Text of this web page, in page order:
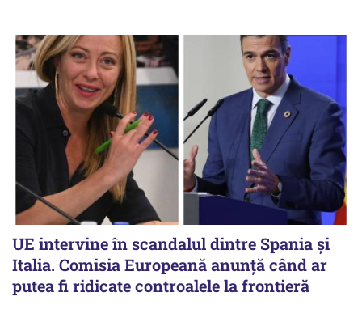
UE intervine în scandalul dintre Spania și
Italia. Comisia Europeană anunță când ar
putea fi ridicate controalele la frontieră